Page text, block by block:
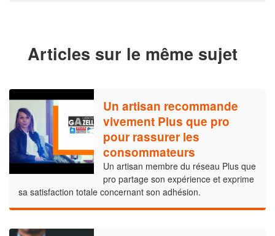
Articles sur le même sujet
Un artisan recommande
vivement Plus que pro
pour rassurer les
consommateurs
Un artisan membre du réseau Plus que
pro partage son expérience et exprime
sa satisfaction totale concernant son adhésion.